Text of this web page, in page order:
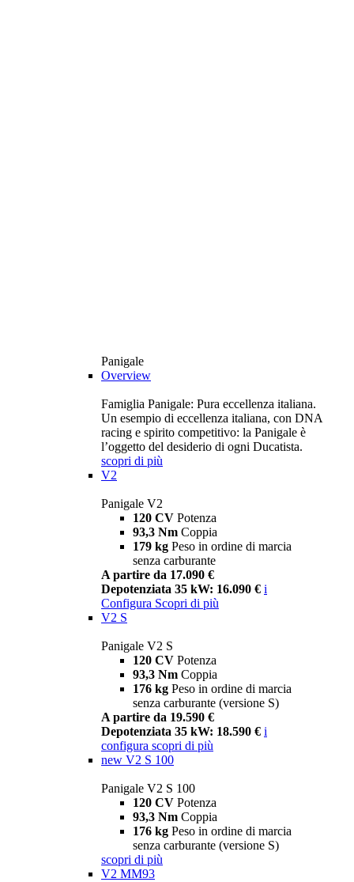
Panigale
Overview
Famiglia Panigale: Pura eccellenza italiana.
Un esempio di eccellenza italiana, con DNA
racing e spirito competitivo: la Panigale è
l’oggetto del desiderio di ogni Ducatista.
scopri di più
V2
Panigale V2
120 CV Potenza
93,3 Nm Coppia
179 kg Peso in ordine di marcia
senza carburante
A partire da 17.090 €
Depotenziata 35 kW: 16.090 € i
Configura Scopri di più
V2 S
Panigale V2 S
120 CV Potenza
93,3 Nm Coppia
176 kg Peso in ordine di marcia
senza carburante (versione S)
A partire da 19.590 €
Depotenziata 35 kW: 18.590 € i
configura scopri di più
new V2 S 100
Panigale V2 S 100
120 CV Potenza
93,3 Nm Coppia
176 kg Peso in ordine di marcia
senza carburante (versione S)
scopri di più
V2 MM93